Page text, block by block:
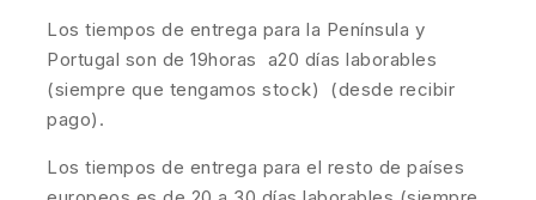
Los tiempos de entrega para la Península y
Portugal son de 19horas a20 días laborables
(siempre que tengamos stock) (desde recibir
pago).
Los tiempos de entrega para el resto de países